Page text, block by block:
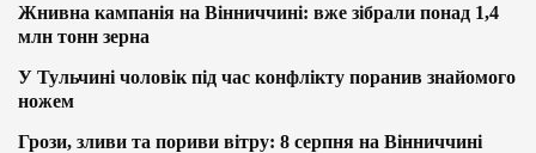
Жнивна кампанія на Вінниччині: вже зібрали понад 1,4
млн тонн зерна
У Тульчині чоловік під час конфлікту поранив знайомого
ножем
Грози, зливи та пориви вітру: 8 серпня на Вінниччині